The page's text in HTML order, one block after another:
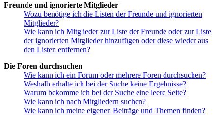
Freunde und ignorierte Mitglieder
Wozu benötige ich die Listen der Freunde und ignorierten
Mitglieder?
Wie kann ich Mitglieder zur Liste der Freunde oder zur Liste
der ignorierten Mitglieder hinzufügen oder diese wieder aus
den Listen entfernen?
Die Foren durchsuchen
Wie kann ich ein Forum oder mehrere Foren durchsuchen?
Weshalb erhalte ich bei der Suche keine Ergebnisse?
Warum bekomme ich bei der Suche eine leere Seite?
Wie kann ich nach Mitgliedern suchen?
Wie kann ich meine eigenen Beiträge und Themen finden?